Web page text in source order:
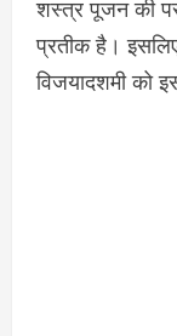
शस्त्र पूजन की
प्रतीक है।
विजयादशमी को